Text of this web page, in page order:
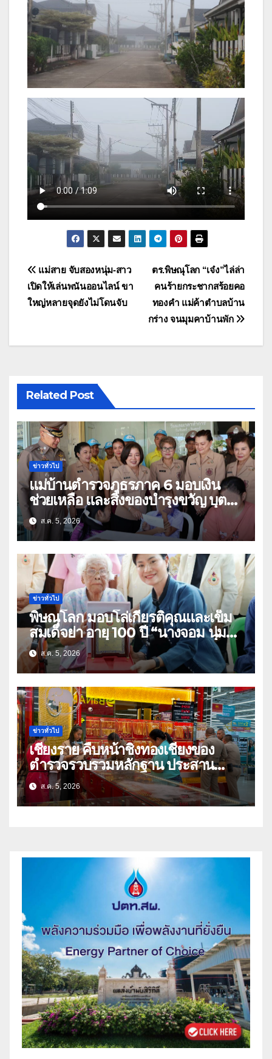
แนะแนว
เรื่อง
ตร.พิษณุโลก “เจ๋ง”ไล่ล่า
คนร้ายกระชากสร้อยคอ
ทองคำ แม่ค้าตำบลบ้าน
กร่าง จนมุมคาบ้านพัก
แม่สาย จับสองหนุ่ม-สาว
เปิดให้เล่นพนันออนไลน์ ขา
ใหญ่หลายจุดยังไม่โดนจับ
Related Post
ข่าวทั่วไป
แม่บ้านตำรวจภูธรภาค 6 มอบเงิน
ช่วยเหลือ และสิ่งของบำรุงขวัญ บุตร-
ธิดา ข้าราชการตำรวจจังหวัด
อุทัยธานี
ส.ค. 5, 2026
ข่าวทั่วไป
พิษณุโลก มอบโล่เกียรติคุณและเข็ม
สมเด็จย่า อายุ 100 ปี “นางจอม นุ่ม
เนตร” ตำบลบ้านกร่าง อำเภอเมือง
ส.ค. 5, 2026
ข่าวทั่วไป
เชียงราย คืบหน้าชิงทองเชียงของ
ตำรวจรวบรวมหลักฐาน ประสาน
สปป.ลาว ติดตามจับกุม
ส.ค. 5, 2026